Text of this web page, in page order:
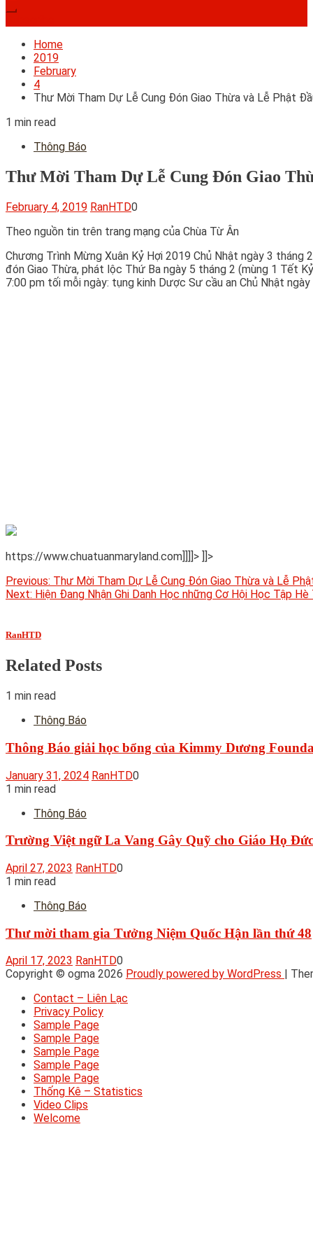
Home
2019
February
4
Thư Mời Tham Dự Lễ Cung Đón Giao Thừa và Lễ Phật
1 min read
Thông Báo
Thư Mời Tham Dự Lễ Cung Đón Giao
February 4, 2019 RanHTD0
Theo nguồn tin trên trang mạng của Chùa Từ Ân
Chương Trình Mừng Xuân Kỷ Hợi 2019 Chủ Nhật ngày 3
đón Giao Thừa, phát lộc Thứ Ba ngày 5 tháng 2 (mùng 1 Tết
7:00 pm tối mỗi ngày: tụng kinh Dược Sư cầu an Chủ Nhật
https://www.chuatuanmaryland.com]]]]> ]]>
Post
navigation
Previous: Thư Mời Tham Dự Lễ Cung Đón Giao Thừa và Lễ
Next: Hiện Đang Nhận Ghi Danh Học những Cơ Hội Học Tập
RanHTD
Related Posts
1 min read
Thông Báo
Thông Báo giải học bổng của Kimmy Dương
January 31, 2024 RanHTD0
1 min read
Thông Báo
Trường Việt ngữ La Vang Gây Quỹ cho Giáo Họ
April 27, 2023 RanHTD0
1 min read
Thông Báo
Thư mời tham gia Tưởng Niệm Quốc Hận lần thứ 48
April 17, 2023 RanHTD0
Copyright © ogma 2026 Proudly powered by WordPress
Contact – Liên Lạc
Privacy Policy
Sample Page
Sample Page
Sample Page
Sample Page
Sample Page
Thống Kê – Statistics
Video Clips
Welcome